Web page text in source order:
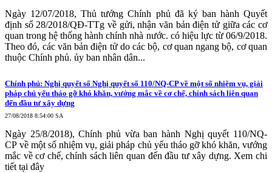
Ngày 12/07/2018, Thủ tướng Chính phủ đã ký ban hành Quyết
định số 28/2018/QĐ-TTg về gửi, nhận văn bản điện tử giữa các cơ
quan trong hệ thống hành chính nhà nước. có hiệu lực từ 06/9/2018.
Theo đó, các văn bản điện tử do các bộ, cơ quan ngang bộ, cơ quan
thuộc Chính phủ. ủy ban nhân dân...
Chính phủ: Nghị quyết số Nghị quyết số 110/NQ-CP về một số nhiệm vụ, giải
pháp chủ yếu tháo gỡ khó khăn, vướng mắc về cơ chế, chính sách liên quan
đến đầu tư xây dựng
27/08/2018 8:54:00 SA
Ngày 25/8/2018), Chính phủ vừa ban hành Nghị quyết 110/NQ-
CP về một số nhiệm vụ, giải pháp chủ yếu tháo gỡ khó khăn, vướng
mắc về cơ chế, chính sách liên quan đến đầu tư xây dựng. Xem chi
tiết tại đây